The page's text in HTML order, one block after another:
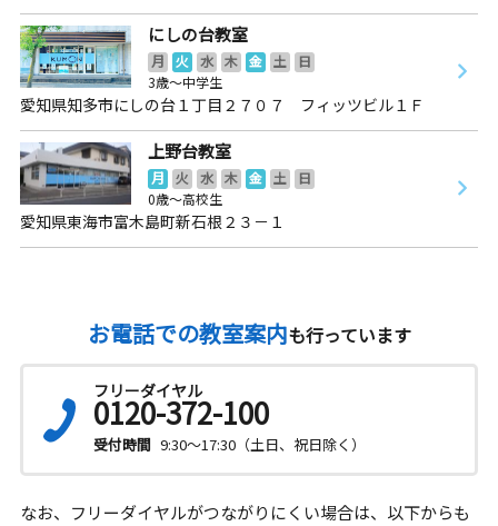
にしの台教室
月 火 水 木 金 土
日
3歳～中学生
愛知県知多市にしの台１丁目２７０７ フィッツビル１Ｆ
上野台教室
月 火 水 木 金 土
日
0歳～高校生
愛知県東海市富木島町新石根２３－１
お電話での教室案内も行っています
フリーダイヤル
0120-372-100
受付時間 9:30～17:30（土日、祝日除く）
なお、フリーダイヤルがつながりにくい場合は、以下からも